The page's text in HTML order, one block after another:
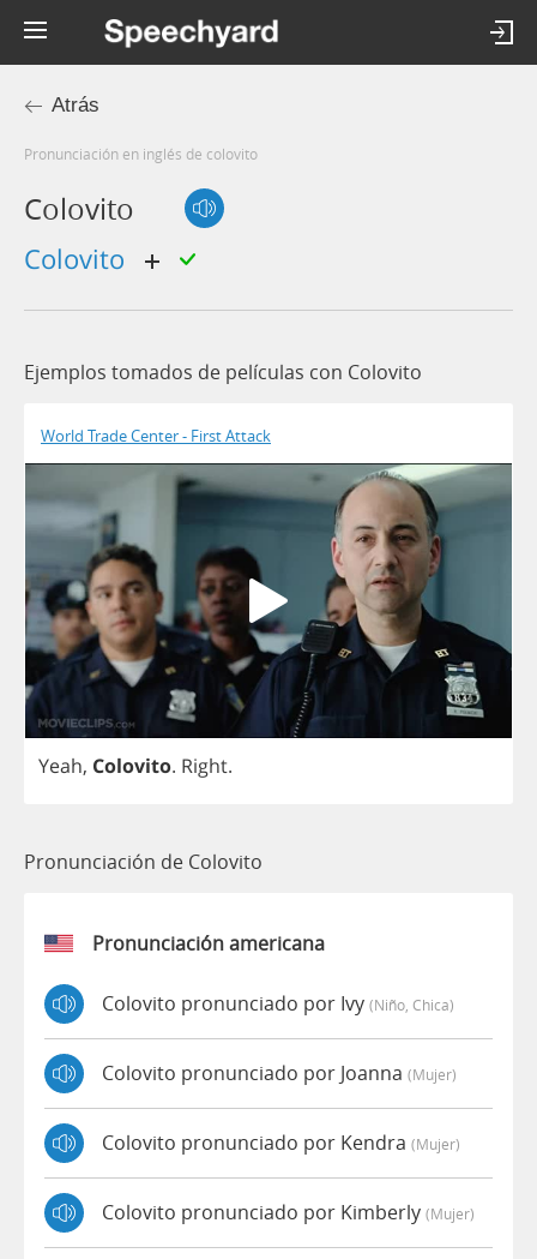
Atrás
Pronunciación en inglés de colovito
Colovito
colovito
Ejemplos tomados de películas con Colovito
World Trade Center - First Attack
Yeah, Colovito. Right.
Pronunciación de Colovito
Pronunciación americana
Colovito pronunciado por Ivy (niño, Chica)
Colovito pronunciado por Joanna (mujer)
Colovito pronunciado por Kendra (mujer)
Colovito pronunciado por Kimberly (mujer)